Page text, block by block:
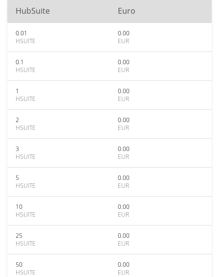
HubSuite Euro
0.01
HSUITE
0.00
EUR
0.1
HSUITE
0.00
EUR
1
HSUITE
0.00
EUR
2
HSUITE
0.00
EUR
3
HSUITE
0.00
EUR
5
HSUITE
0.00
EUR
10
HSUITE
0.00
EUR
25
HSUITE
0.00
EUR
50
HSUITE
0.00
EUR